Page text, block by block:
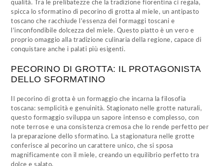
qualità. Tra le prelibatezze che la tradizione fiorentina ci regala,
spicca lo sformatino di pecorino di grotta al miele, un antipasto
toscano che racchiude l’essenza dei formaggi toscani e
l’inconfondibile dolcezza del miele. Questo piatto è un vero e
proprio omaggio alla tradizione culinaria della regione, capace di
conquistare anche i palati più esigenti.
PECORINO DI GROTTA: IL PROTAGONISTA
DELLO SFORMATINO
Il pecorino di grotta è un formaggio che incarna la filosofia
toscana: semplicità e genuinità. Stagionato nelle grotte naturali,
questo formaggio sviluppa un sapore intenso e complesso, con
note terrose e una consistenza cremosa che lo rende perfetto per
la preparazione dello sformatino. La stagionatura nelle grotte
conferisce al pecorino un carattere unico, che si sposa
magnificamente con il miele, creando un equilibrio perfetto tra